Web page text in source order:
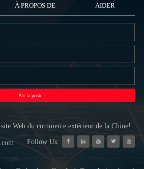
À PROPOS DE
NOUS
AIDER
Par la poste
Web du commerce extérieur de la Chine!
Follow Us: